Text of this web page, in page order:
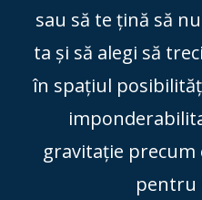
sau să te țină să
ta și să alegi să
în spațiul
gravitație
pentru